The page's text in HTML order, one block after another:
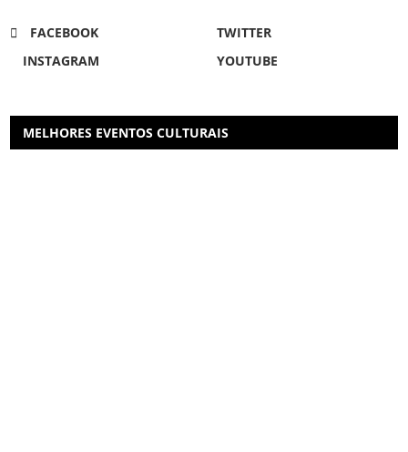
FACEBOOK
TWITTER
INSTAGRAM
YOUTUBE
MELHORES EVENTOS CULTURAIS